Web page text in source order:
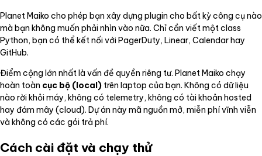
Planet Maiko cho phép bạn xây dựng plugin cho bất kỳ công cụ nào
mà bạn không muốn phải nhìn vào nữa. Chỉ cần viết một class
Python, bạn có thể kết nối với PagerDuty, Linear, Calendar hay
GitHub.
Điểm cộng lớn nhất là vấn đề quyền riêng tư. Planet Maiko chạy
hoàn toàn cục bộ (local) trên laptop của bạn. Không có dữ liệu
nào rời khỏi máy, không có telemetry, không có tài khoản hosted
hay đám mây (cloud). Dự án này mã nguồn mở, miễn phí vĩnh viễn
và không có các gói trả phí.
Cách cài đặt và chạy thử